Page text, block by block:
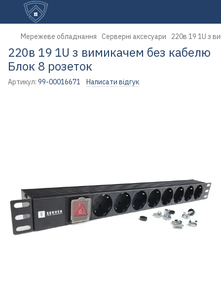
Мережеве обладнання Серверні аксесуари 220в 19 1U з
220в 19 1U з вимикачем без кабелю
Блок 8 розеток
Артикул: 99-00016671 Написати відгук